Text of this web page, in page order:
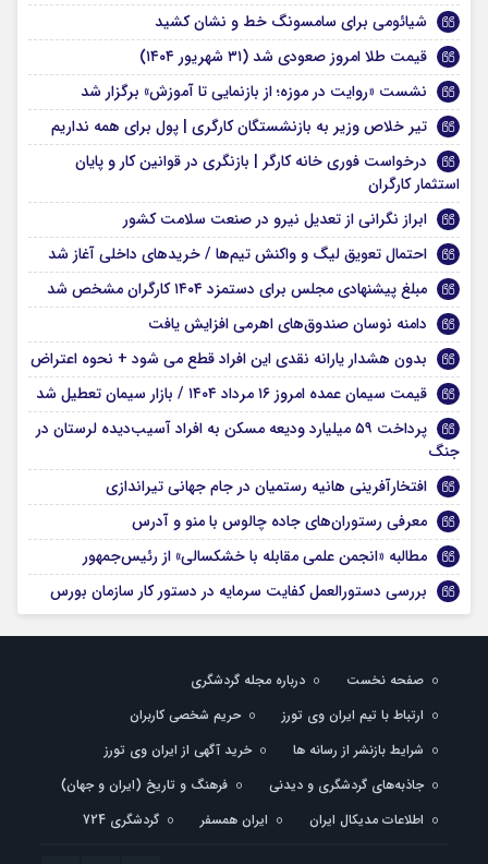
شیائومی برای سامسونگ خط و نشان کشید
قیمت طلا امروز صعودی شد (۳۱ شهریور ۱۴۰۴)
نشست «روایت در موزه؛ از بازنمایی تا آموزش» برگزار شد
تیر خلاص وزیر به بازنشستگان کارگری | پول برای همه نداریم
درخواست فوری خانه کارگر | بازنگری در قوانین کار و پایان
استثمار کارگران
ابراز نگرانی از تعدیل نیرو در صنعت سلامت کشور
احتمال تعویق لیگ و واکنش تیم‌ها / خریدهای داخلی آغاز شد
مبلغ پیشنهادی مجلس برای دستمزد ۱۴۰۴ کارگران مشخص شد
دامنه نوسان صندوق‌های اهرمی افزایش یافت
بدون هشدار یارانه نقدی این افراد قطع می شود + نحوه اعتراض
قیمت سیمان عمده امروز ۱۶ مرداد ۱۴۰۴ / بازار سیمان تعطیل شد
پرداخت ۵۹ میلیارد ودیعه مسکن به افراد آسیب‌دیده لرستان در
جنگ
افتخارآفرینی هانیه رستمیان در جام جهانی تیراندازی
معرفی رستوران‌های جاده چالوس با منو و آدرس
مطالبه «انجمن علمی مقابله با خشکسالی» از رئیس‌جمهور
بررسی دستورالعمل کفایت سرمایه در دستور کار سازمان بورس
صفحه نخست
درباره مجله گردشگری
ارتباط با تیم ایران وی تورز
حریم شخصی کاربران
شرایط بازنشر از رسانه ها
خرید آگهی از ایران وی تورز
جاذبه‌های گردشگری و دیدنی
فرهنگ و تاریخ (ایران و جهان)
اطلاعات مدیکال ایران
ایران همسفر گردشگری 724